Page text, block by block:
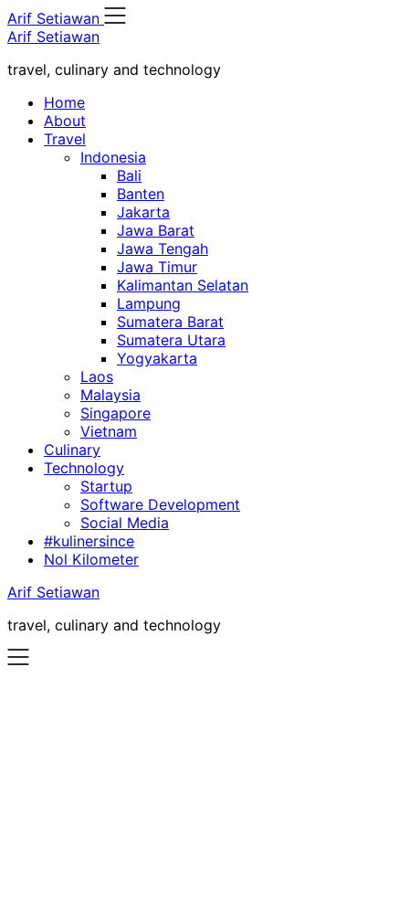
Skip
to
Arif Setiawan
Arif Setiawan
travel, culinary and technology
Home
About
Travel
Indonesia
Bali
Banten
Jakarta
Jawa Barat
Jawa Tengah
Jawa Timur
Kalimantan Selatan
Lampung
Sumatera Barat
Sumatera Utara
Yogyakarta
Laos
Malaysia
Singapore
Vietnam
Culinary
Technology
Startup
Software Development
Social Media
#kulinersince
Nol Kilometer
Arif Setiawan
travel, culinary and technology